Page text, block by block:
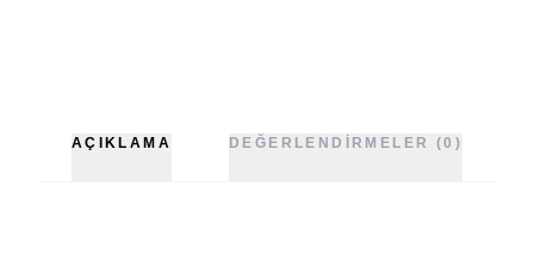
AÇIKLAMA DEĞERLENDIRMELER (0)